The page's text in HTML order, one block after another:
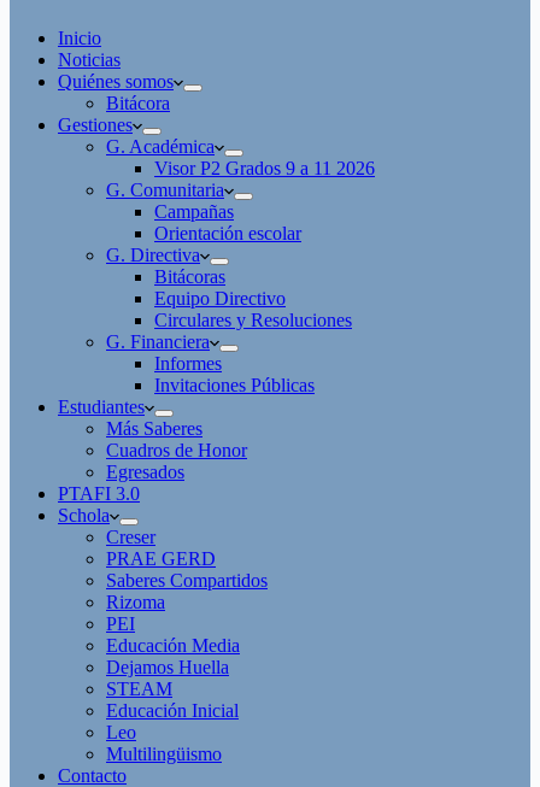
Inicio
Noticias
Quiénes somos
Bitácora
Gestiones
G. Académica
Visor P2 Grados 9 a 11 2026
G. Comunitaria
Campañas
Orientación escolar
G. Directiva
Bitácoras
Equipo Directivo
Circulares y Resoluciones
G. Financiera
Informes
Invitaciones Públicas
Estudiantes
Más Saberes
Cuadros de Honor
Egresados
PTAFI 3.0
Schola
Creser
PRAE GERD
Saberes Compartidos
Rizoma
PEI
Educación Media
Dejamos Huella
STEAM
Educación Inicial
Leo
Multilingüismo
Contacto